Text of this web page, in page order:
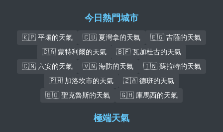
今日熱門城市
🇰🇵 平壤的天氣 🇨🇺 夏灣拿的天氣
🇪🇬 吉薩的天氣
🇨🇦 蒙特利爾的天氣
🇧🇫 瓦加杜古的天氣
🇨🇳 六安的天氣
🇻🇳 海防的天氣
🇮🇳 蘇拉特的天氣
🇵🇭 加洛坎市的天氣
🇿🇦 德班的天氣
🇧🇴 聖克魯斯的天氣
🇬🇭 庫馬西的天氣
極端天氣